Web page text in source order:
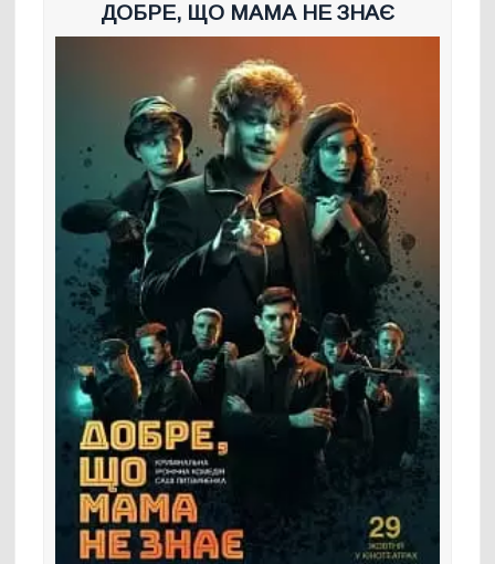
ДОБРЕ, ЩО МАМА НЕ ЗНАЄ